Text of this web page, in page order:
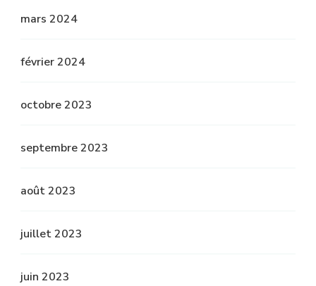
mars 2024
février 2024
octobre 2023
septembre 2023
août 2023
juillet 2023
juin 2023